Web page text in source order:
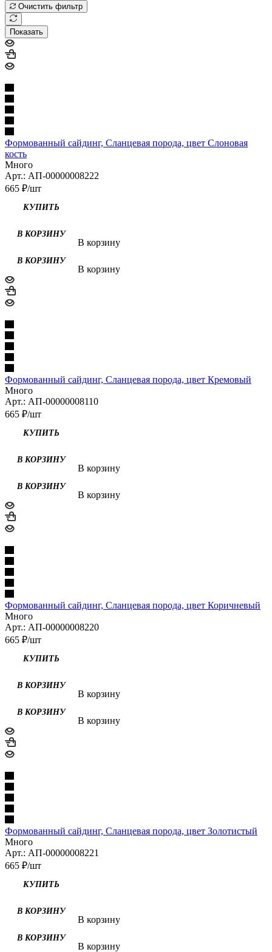
Очистить фильтр
Показать
Формованный сайдинг, Сланцевая порода, цвет Слоновая
кость
Много
Арт.: АП-00000008222
665 ₽/шт
КУПИТЬ
В корзину
В корзину
Формованный сайдинг, Сланцевая порода, цвет Кремовый
Много
Арт.: АП-00000008110
665 ₽/шт
В корзину
В корзину
Формованный сайдинг, Сланцевая порода, цвет Коричневый
Много
Арт.: АП-00000008220
665 ₽/шт
В корзину
В корзину
Формованный сайдинг, Сланцевая порода, цвет Золотистый
Много
Арт.: АП-00000008221
665 ₽/шт
В корзину
В корзину